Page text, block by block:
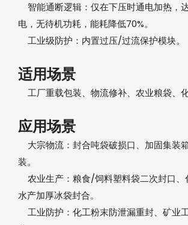
智能通断逻辑‌：仅在下压时通电加热，
电，无待机功耗，能耗降低70%。
工业级防护‌：内置过压/过流保护模块。
适用场景‌
工厂重载包装、物流修补、农业粮袋、
应用场景‌
大宗物流‌：封合吨袋破损口、加固集装
装。
农业生产‌：粮食/饲料塑料袋二次封口、
水产加厚冰袋封合。
工业防护‌：化工粉末防泄漏重封、矿业